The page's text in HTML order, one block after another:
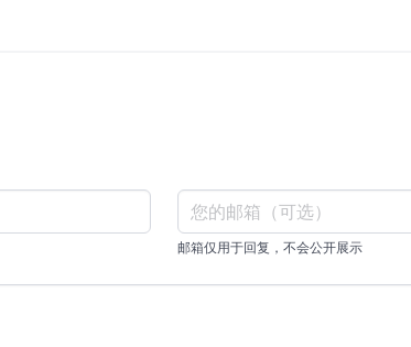
邮箱仅用于回复，不会公开展示